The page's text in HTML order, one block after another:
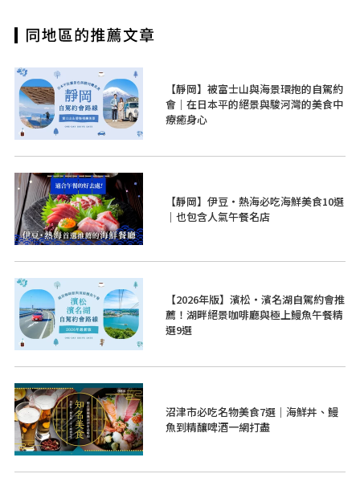
【靜岡】被富士山與海景環抱的自駕約
會｜在日本平的絕景與駿河灣的美食中
療癒身心
【靜岡】伊豆・熱海必吃海鮮美食10選
｜也包含人氣午餐名店
【2026年版】濱松・濱名湖自駕約會推
薦！湖畔絕景咖啡廳與極上鰻魚午餐精
選9選
沼津市必吃名物美食7選｜海鮮丼、鰻
魚到精釀啤酒一網打盡